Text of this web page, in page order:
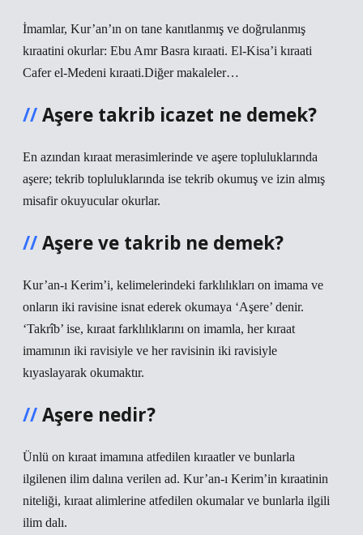
İmamlar, Kur’an’ın on tane kanıtlanmış ve doğrulanmış
kıraatini okurlar: Ebu Amr Basra kıraati. El-Kisa’i kıraati
Cafer el-Medeni kıraati.Diğer makaleler…
Aşere takrib icazet ne demek?
En azından kıraat merasimlerinde ve aşere topluluklarında
aşere; tekrib topluluklarında ise tekrib okumuş ve izin almış
misafir okuyucular okurlar.
Aşere ve takrib ne demek?
Kur’an-ı Kerim’i, kelimelerindeki farklılıkları on imama ve
onların iki ravisine isnat ederek okumaya ‘Aşere’ denir.
‘Takrîb’ ise, kıraat farklılıklarını on imamla, her kıraat
imamının iki ravisiyle ve her ravisinin iki ravisiyle
kıyaslayarak okumaktır.
Aşere nedir?
Ünlü on kıraat imamına atfedilen kıraatler ve bunlarla
ilgilenen ilim dalına verilen ad. Kur’an-ı Kerim’in kıraatinin
niteliği, kıraat alimlerine atfedilen okumalar ve bunlarla ilgili
ilim dalı.